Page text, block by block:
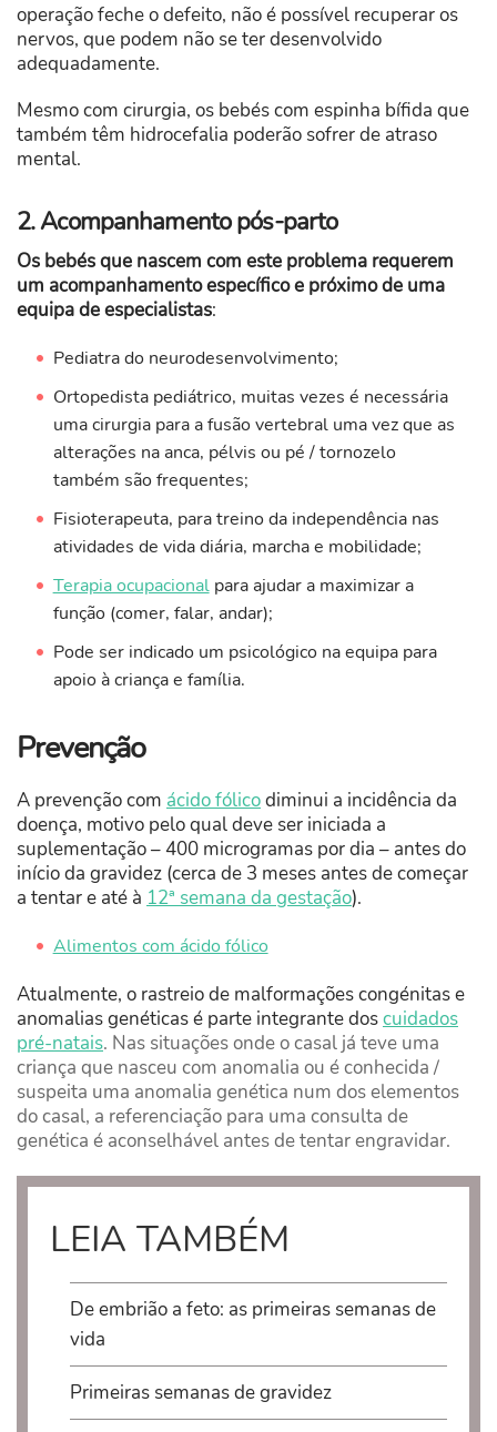
operação feche o defeito, não é possível recuperar os
nervos, que podem não se ter desenvolvido
adequadamente.
Mesmo com cirurgia, os bebés com espinha bífida que
também têm hidrocefalia poderão sofrer de atraso
mental.
2. Acompanhamento pós-parto
Os bebés que nascem com este problema requerem
um acompanhamento específico e próximo de uma
equipa de especialistas:
Pediatra do neurodesenvolvimento;
Ortopedista pediátrico, muitas vezes é necessária
uma cirurgia para a fusão vertebral uma vez que as
alterações na anca, pélvis ou pé / tornozelo
também são frequentes;
Fisioterapeuta, para treino da independência nas
atividades de vida diária, marcha e mobilidade;
Terapia ocupacionalpara ajudar a maximizar a
função (comer, falar, andar);
Pode ser indicado um psicológico na equipa para
apoio à criança e família.
Prevenção
A prevenção com ácido fólicodiminui a incidência da
doença, motivo pelo qual deve ser iniciada a
suplementação – 400 microgramas por dia – antes do
início da gravidez (cerca de 3 meses antes de começar
a tentar e até à 12ª semana da gestação).
Alimentos com ácido fólico
Atualmente, o rastreio de malformações congénitas e
anomalias genéticas é parte integrante doscuidados
pré-natais. Nas situações onde o casal já teve uma
criança que nasceu com anomalia ou é conhecida /
suspeita uma anomalia genética num dos elementos
do casal, a referenciação para uma consulta de
genética é aconselhável antes de tentar engravidar.
LEIA TAMBÉM
De embrião a feto: as primeiras semanas de
vida
Primeiras semanas de gravidez